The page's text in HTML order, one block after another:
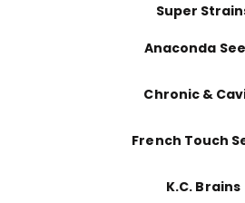
Super
Anaconda
Chronic &
French Touch
K.C. Brains